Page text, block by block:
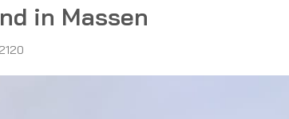
in Massen